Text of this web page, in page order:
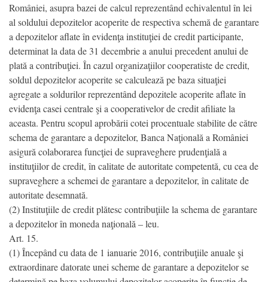
României, asupra bazei de calcul reprezentând echivalentul în lei
al soldului depozitelor acoperite de respectiva schemă de garantare
a depozitelor aflate în evidenţa instituţiei de credit participante,
determinat la data de 31 decembrie a anului precedent anului de
plată a contribuţiei. În cazul organizaţiilor cooperatiste de credit,
soldul depozitelor acoperite se calculează pe baza situaţiei
agregate a soldurilor reprezentând depozitele acoperite aflate în
evidenţa casei centrale şi a cooperativelor de credit afiliate la
aceasta. Pentru scopul aprobării cotei procentuale stabilite de către
schema de garantare a depozitelor, Banca Naţională a României
asigură colaborarea funcţiei de supraveghere prudenţială a
instituţiilor de credit, în calitate de autoritate competentă, cu cea de
supraveghere a schemei de garantare a depozitelor, în calitate de
autoritate desemnată.
(2) Instituţiile de credit plătesc contribuţiile la schema de garantare
a depozitelor în moneda naţională – leu.
Art. 15.
(1) Începând cu data de 1 ianuarie 2016, contribuţiile anuale şi
extraordinare datorate unei scheme de garantare a depozitelor se